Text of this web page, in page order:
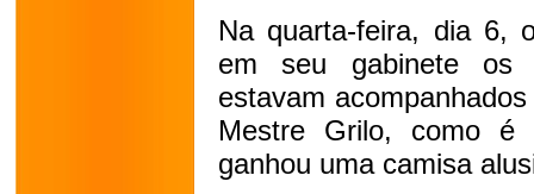
Na quarta-feira, dia 6,
em seu gabinete os
estavam
Mestre Grilo, como é
ganhou uma camisa